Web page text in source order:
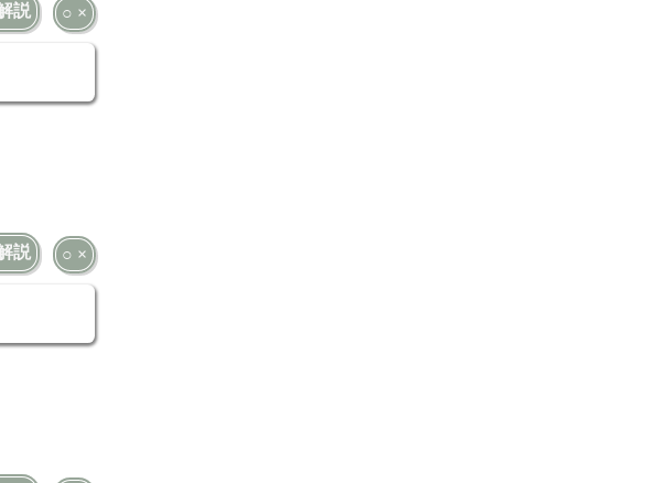
説 ○ ×
説 ○ ×